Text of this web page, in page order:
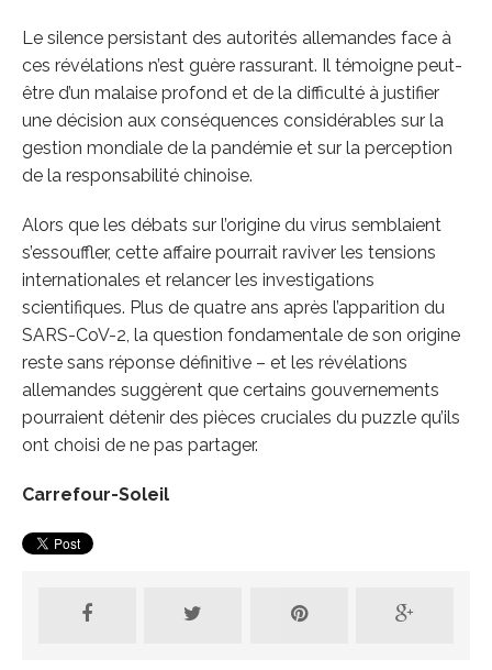
Le silence persistant des autorités allemandes face à
ces révélations n’est guère rassurant. Il témoigne peut-
être d’un malaise profond et de la difficulté à justifier
une décision aux conséquences considérables sur la
gestion mondiale de la pandémie et sur la perception
de la responsabilité chinoise.
Alors que les débats sur l’origine du virus semblaient
s’essouffler, cette affaire pourrait raviver les tensions
internationales et relancer les investigations
scientifiques. Plus de quatre ans après l’apparition du
SARS-CoV-2, la question fondamentale de son origine
reste sans réponse définitive – et les révélations
allemandes suggèrent que certains gouvernements
pourraient détenir des pièces cruciales du puzzle qu’ils
ont choisi de ne pas partager.
Carrefour-Soleil